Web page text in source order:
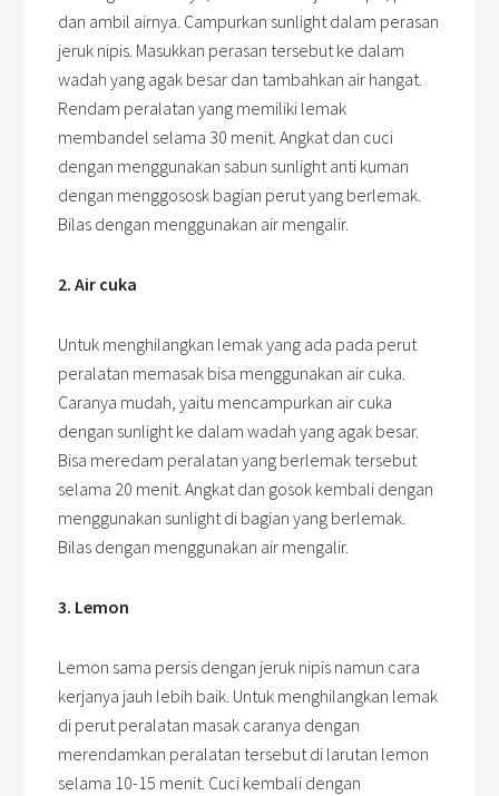
dan ambil airnya. Campurkan sunlight dalam perasan
jeruk nipis. Masukkan perasan tersebut ke dalam
wadah yang agak besar dan tambahkan air hangat.
Rendam peralatan yang memiliki lemak
membandel selama 30 menit. Angkat dan cuci
dengan menggunakan sabun sunlight anti kuman
dengan menggososk bagian perut yang berlemak.
Bilas dengan menggunakan air mengalir.
2. Air cuka
Untuk menghilangkan lemak yang ada pada perut
peralatan memasak bisa menggunakan air cuka.
Caranya mudah, yaitu mencampurkan air cuka
dengan sunlight ke dalam wadah yang agak besar.
Bisa meredam peralatan yang berlemak tersebut
selama 20 menit. Angkat dan gosok kembali dengan
menggunakan sunlight di bagian yang berlemak.
Bilas dengan menggunakan air mengalir.
3. Lemon
Lemon sama persis dengan jeruk nipis namun cara
kerjanya jauh lebih baik. Untuk menghilangkan lemak
di perut peralatan masak caranya dengan
merendamkan peralatan tersebut di larutan lemon
selama 10-15 menit. Cuci kembali dengan